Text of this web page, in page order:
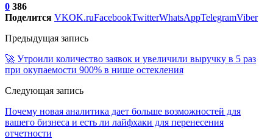
0 386
Поделится VKOK.ruFacebookTwitterWhatsAppTelegramViber
Предыдущая запись
🚀 Утроили количество заявок и увеличили выручку в 5 раз
при окупаемости 900% в нише остекления
Следующая запись
Почему новая аналитика дает больше возможностей для
вашего бизнеса и есть ли лайфхаки для перенесения
отчетности